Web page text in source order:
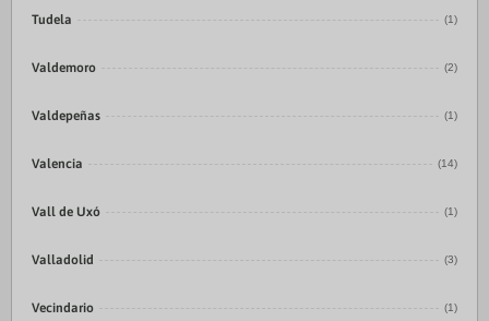
Tudela (1)
Valdemoro (2)
Valdepeñas (1)
Valencia (14)
Vall de Uxó (1)
Valladolid (3)
Vecindario (1)